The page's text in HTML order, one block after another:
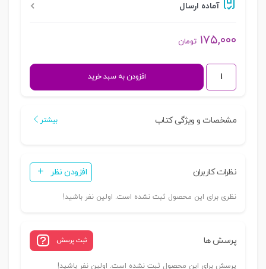
آماده ارسال
۱۷۵,۰۰۰ تومان
همیار
دادگاه
اعسار
پرداخت
|
عطایی
افزودن به سبد خرید
مشخصات و ویژگی کتاب بیشتر
نظرات کاربران افزودن نظر
نظری برای این محصول ثبت نشده است. اولین نفر باشید!
پرسش ها ثبت پرسش
پرسش برای این محصول ثبت نشده است. اولین نفر باشید!